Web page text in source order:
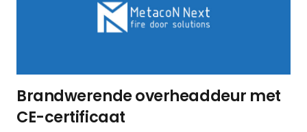
Brandwerende overheaddeur met
CE-certificaat